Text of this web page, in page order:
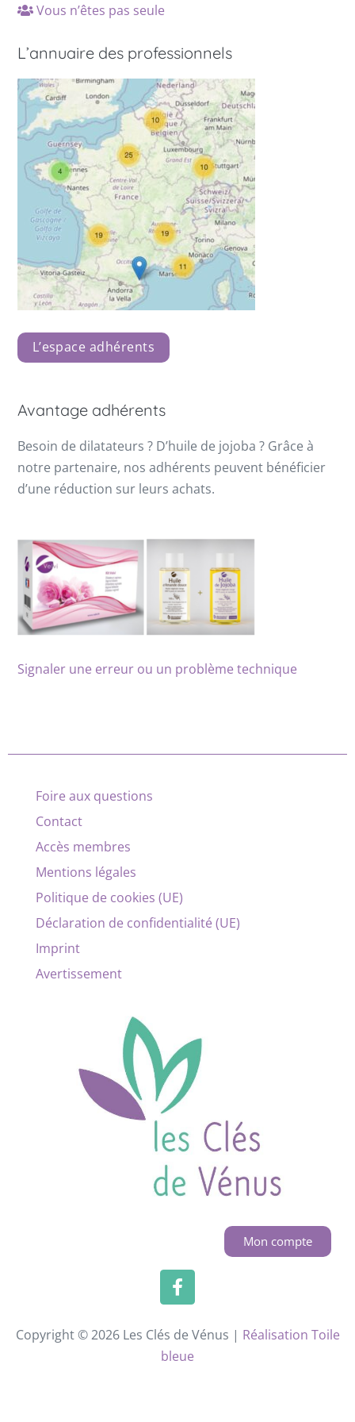
Vous n’êtes pas seule
L’annuaire des professionnels
L’espace adhérents
Avantage adhérents
Besoin de dilatateurs ? D’huile de jojoba ? Grâce à
notre partenaire, nos adhérents peuvent bénéficier
d’une réduction sur leurs achats.
Signaler une erreur ou un problème technique
Foire aux questions
Contact
Accès membres
Mentions légales
Politique de cookies (UE)
Déclaration de confidentialité (UE)
Imprint
Avertissement
Mon compte
Copyright © 2026 Les Clés de Vénus | Réalisation Toile
bleue